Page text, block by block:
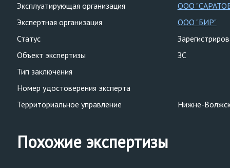
Эксплуатирующая организация
ООО
Экспертная организация
ООО "БИР"
Статус
Объект экспертизы
ЗС
Тип заключения
Номер удостоверения эксперта
Территориальное управление
Нижне-
Похожие экспертизы